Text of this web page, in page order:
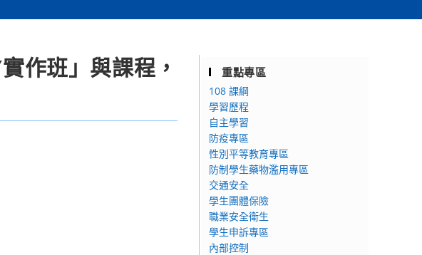
作班」與課程，
重點專區
108 課綱
學習歷程
自主學習
防疫專區
性別平等教育專區
防制學生藥物濫用專區
交通安全
學生團體保險
職業安全衛生
學生申訴專區
內部控制